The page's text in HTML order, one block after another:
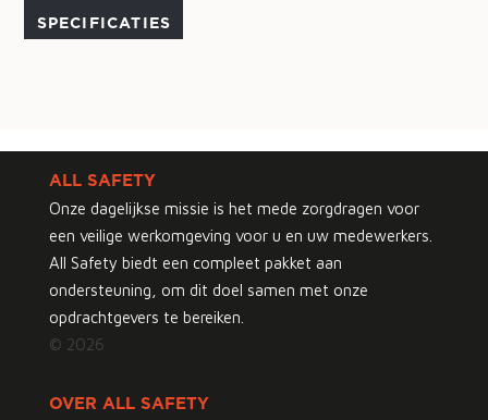
SPECIFICATIES
ALL SAFETY
Onze dagelijkse missie is het mede zorgdragen voor
een veilige werkomgeving voor u en uw medewerkers.
All Safety biedt een compleet pakket aan
ondersteuning, om dit doel samen met onze
opdrachtgevers te bereiken.
© 2026
OVER ALL SAFETY